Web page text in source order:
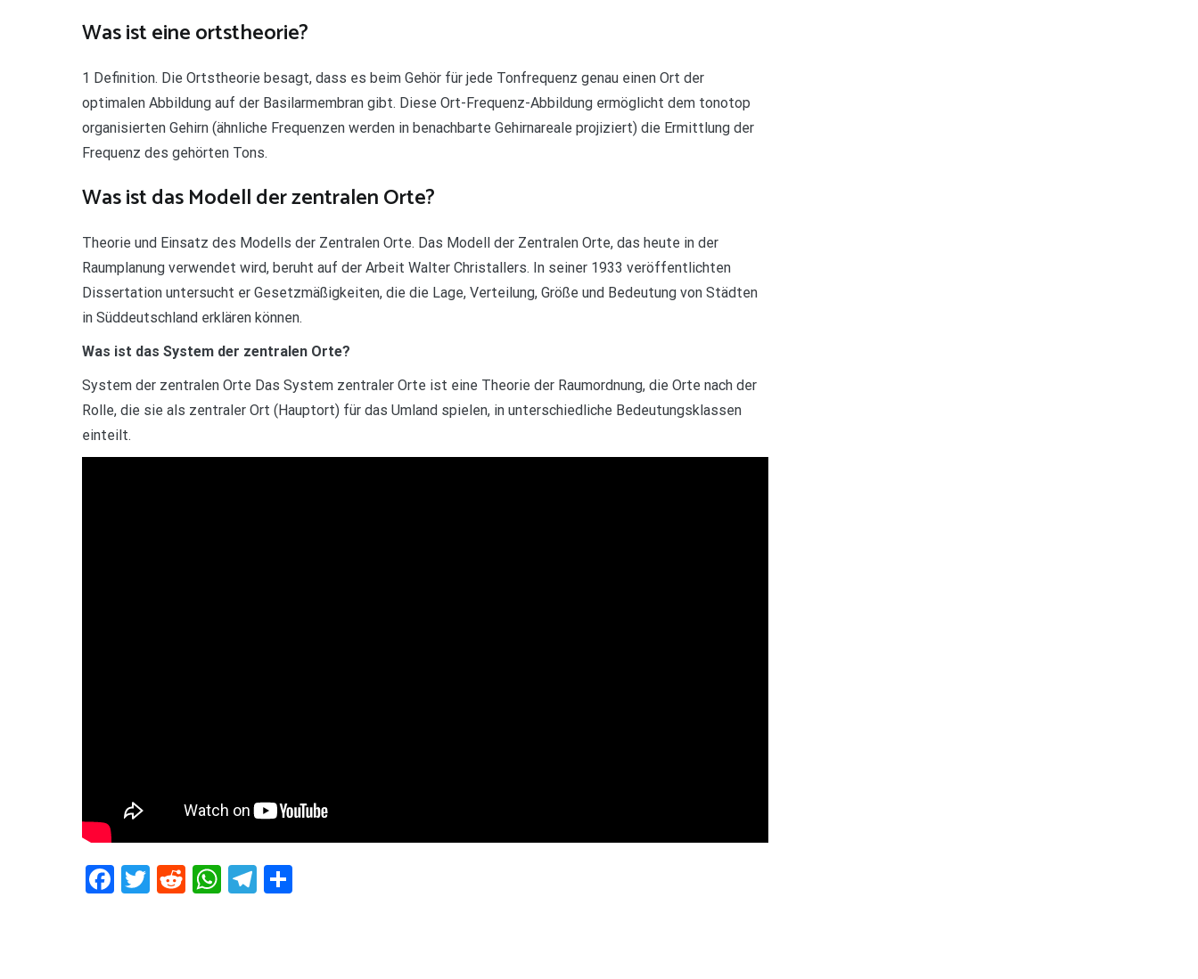
Was ist eine ortstheorie?
1 Definition. Die Ortstheorie besagt, dass es beim Gehör für jede Tonfrequenz genau einen Ort der
optimalen Abbildung auf der Basilarmembran gibt. Diese Ort-Frequenz-Abbildung ermöglicht dem tonotop
organisierten Gehirn (ähnliche Frequenzen werden in benachbarte Gehirnareale projiziert) die Ermittlung der
Frequenz des gehörten Tons.
Was ist das Modell der zentralen Orte?
Theorie und Einsatz des Modells der Zentralen Orte. Das Modell der Zentralen Orte, das heute in der
Raumplanung verwendet wird, beruht auf der Arbeit Walter Christallers. In seiner 1933 veröffentlichten
Dissertation untersucht er Gesetzmäßigkeiten, die die Lage, Verteilung, Größe und Bedeutung von Städten
in Süddeutschland erklären können.
Was ist das System der zentralen Orte?
System der zentralen Orte Das System zentraler Orte ist eine Theorie der Raumordnung, die Orte nach der
Rolle, die sie als zentraler Ort (Hauptort) für das Umland spielen, in unterschiedliche Bedeutungsklassen
einteilt.
Facebook
Twitter
RedditWhatsApp
Telegram